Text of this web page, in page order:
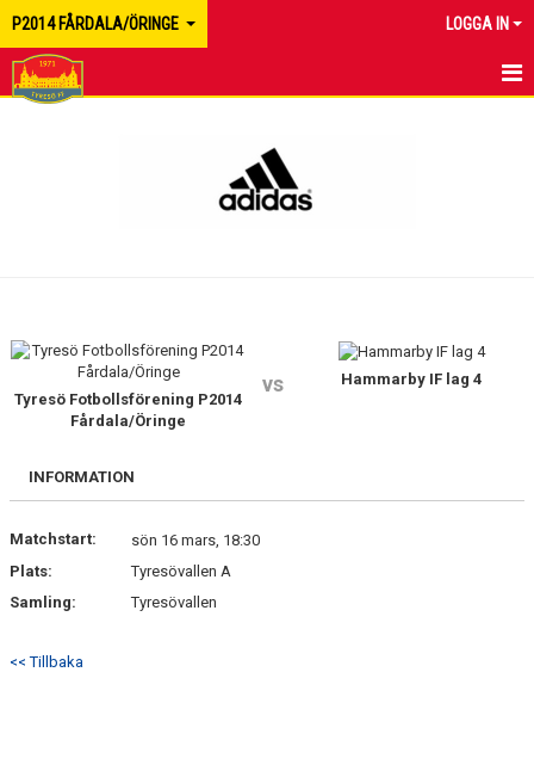
P2014 FÅRDALA/ÖRINGE LOGGA IN
BILDGALLERI
DOKUMENT
KONTAKT
Tyresö Fotbollsförening P2014
Fårdala/Öringe
vs Hammarby IF lag 4
INFORMATION
Matchstart:
sön 16 mars, 18:30
Plats:
Tyresövallen A
Samling:
Tyresövallen
<< Tillbaka